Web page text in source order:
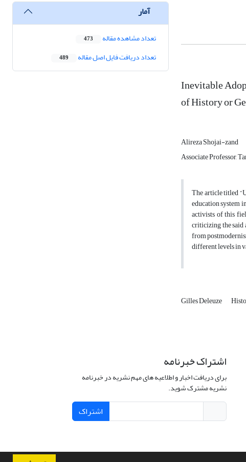
Inevitable
of History or
Alireza Shojai-zand
Associate Professor,
The article titled
education system
activists of this
criticizing the said
from
different levels in
Gilles Deleuze
آمار
تعداد مشاهده مقاله 473
تعداد دریافت فایل اصل مقاله 489
اشتراک خبرنامه
برای دریافت اخبار و اطلاعیه های مهم نشریه در خبرنامه
نشریه مشترک شوید.
اشتراک